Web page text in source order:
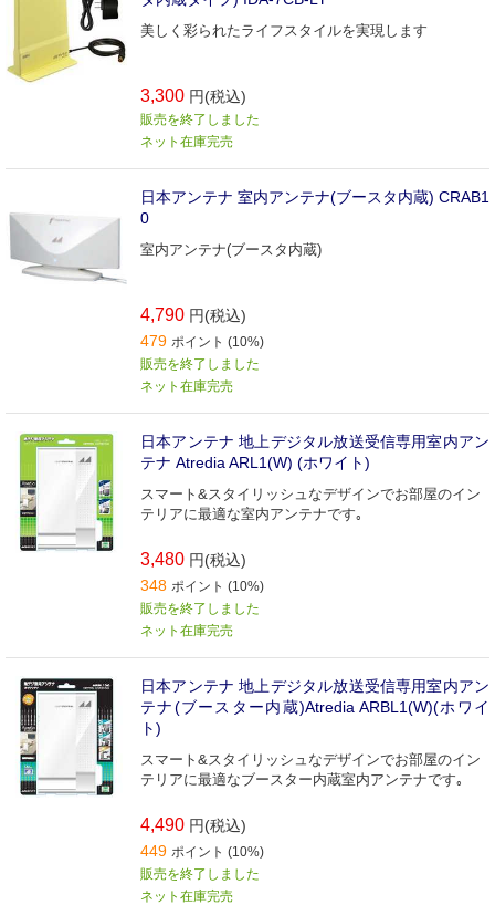
美しく彩られたライフスタイルを実現します
3,300 円(税込)
販売を終了しました
ネット在庫完売
日本アンテナ 室内アンテナ(ブースタ内蔵) CRAB1
0
室内アンテナ(ブースタ内蔵)
4,790 円(税込)
479 ポイント (10%)
販売を終了しました
ネット在庫完売
日本アンテナ 地上デジタル放送受信専用室内アン
テナ Atredia ARL1(W) (ホワイト)
スマート&スタイリッシュなデザインでお部屋のイン
テリアに最適な室内アンテナです｡
3,480 円(税込)
348 ポイント (10%)
販売を終了しました
ネット在庫完売
日本アンテナ 地上デジタル放送受信専用室内アン
テナ(ブースター内蔵)Atredia ARBL1(W)(ホワイ
ト)
スマート&スタイリッシュなデザインでお部屋のイン
テリアに最適なブースター内蔵室内アンテナです｡
4,490 円(税込)
449 ポイント (10%)
販売を終了しました
ネット在庫完売